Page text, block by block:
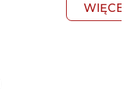
WIĘCEJ